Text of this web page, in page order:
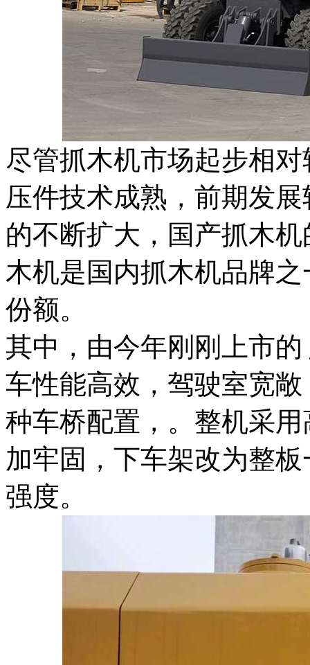
尽管抓木机市场起步相
压件技术成熟，前期发
的不断扩大，国产抓木
木机是国内抓木机品牌
份额。
其中，由今年刚刚上市的
车性能高效，驾驶室宽
种车桥配置，。整机采
加牢固，下车架改为整
强度。